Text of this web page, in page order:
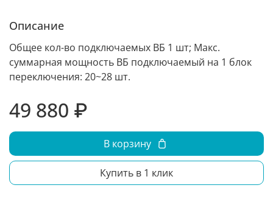
Описание
Общее кол-во подключаемых ВБ 1 шт; Макс.
суммарная мощность ВБ подключаемый на 1 блок
переключения: 20~28 шт.
49 880 ₽
В корзину
Купить в 1 клик